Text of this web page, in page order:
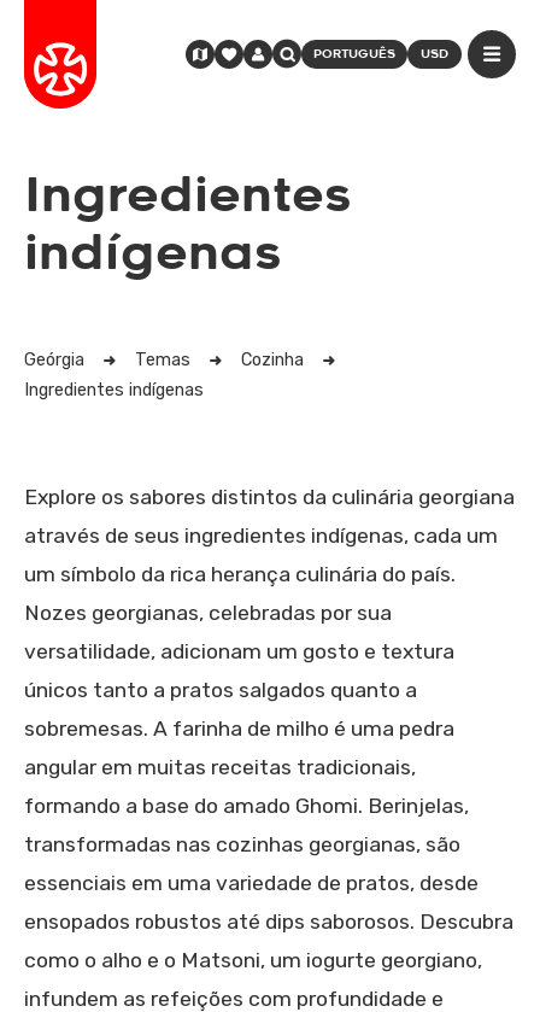
PORTUGUÊS USD
Ingredientes
indígenas
Geórgia Temas
Cozinha
Ingredientes indígenas
Explore os sabores distintos da culinária georgiana
através de seus ingredientes indígenas, cada um
um símbolo da rica herança culinária do país.
Nozes georgianas, celebradas por sua
versatilidade, adicionam um gosto e textura
únicos tanto a pratos salgados quanto a
sobremesas. A farinha de milho é uma pedra
angular em muitas receitas tradicionais,
formando a base do amado Ghomi. Berinjelas,
transformadas nas cozinhas georgianas, são
essenciais em uma variedade de pratos, desde
ensopados robustos até dips saborosos. Descubra
como o alho e o Matsoni, um iogurte georgiano,
infundem as refeições com profundidade e